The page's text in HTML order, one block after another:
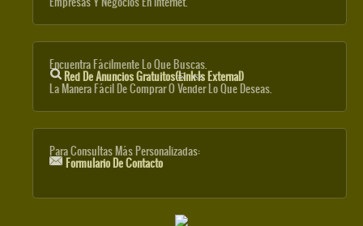
Encuentra Fácilmente Lo Que Buscas.
Red De Anuncios Gratuitos(link Is External)
La Manera Fácil De Comprar O Vender Lo Que Deseas.
Para Consultas Más Personalizadas:
Formulario De Contacto